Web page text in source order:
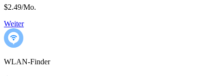
$2.49/Mo.
Weiter
WLAN-Finder